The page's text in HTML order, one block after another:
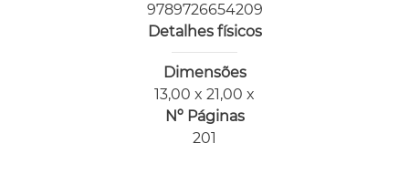
9789726654209
Detalhes físicos
Dimensões
13,00 x 21,00 x
Nº Páginas
201